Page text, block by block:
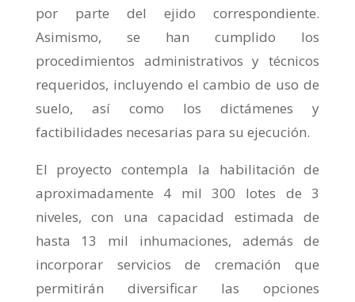
por parte del ejido correspondiente.
Asimismo, se han cumplido los
procedimientos administrativos y técnicos
requeridos, incluyendo el cambio de uso de
suelo, así como los dictámenes y
factibilidades necesarias para su ejecución.
El proyecto contempla la habilitación de
aproximadamente 4 mil 300 lotes de 3
niveles, con una capacidad estimada de
hasta 13 mil inhumaciones, además de
incorporar servicios de cremación que
permitirán diversificar las opciones